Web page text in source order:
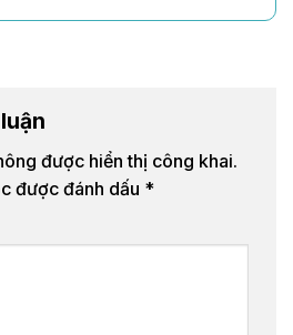
được hiển thị công khai.
được đánh dấu *